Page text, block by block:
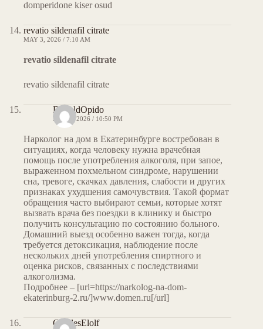
domperidone kiser osud
revatio sildenafil citrate
MAY 3, 2026 / 7:10 AM
revatio sildenafil citrate
revatio sildenafil citrate
DonaldOpido
MAY 6, 2026 / 10:50 PM
Нарколог на дом в Екатеринбурге востребован в
ситуациях, когда человеку нужна врачебная
помощь после употребления алкоголя, при запое,
выраженном похмельном синдроме, нарушении
сна, тревоге, скачках давления, слабости и других
признаках ухудшения самочувствия. Такой формат
обращения часто выбирают семьи, которые хотят
вызвать врача без поездки в клинику и быстро
получить консультацию по состоянию больного.
Домашний выезд особенно важен тогда, когда
требуется детоксикация, наблюдение после
нескольких дней употребления спиртного и
оценка рисков, связанных с последствиями
алкоголизма.
Подробнее – [url=https://narkolog-na-dom-
ekaterinburg-2.ru/]www.domen.ru[/url]
CharlesElolf